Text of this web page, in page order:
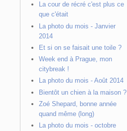
La cour de récré c'est plus ce
que c'était
La photo du mois - Janvier
2014
Et si on se faisait une toile ?
Week end à Prague, mon
citybreak !
La photo du mois - Août 2014
Bientôt un chien à la maison ?
Zoé Shepard, bonne année
quand même (long)
La photo du mois - octobre